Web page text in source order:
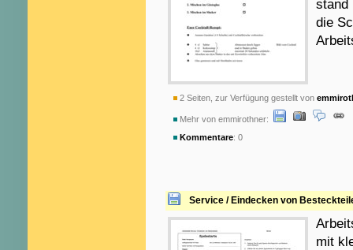
stand
die
2 Seiten, zur Verfügung gestellt von
Mehr von emmirothner:
Kommentare: 0
Service / Eindecken von
mit